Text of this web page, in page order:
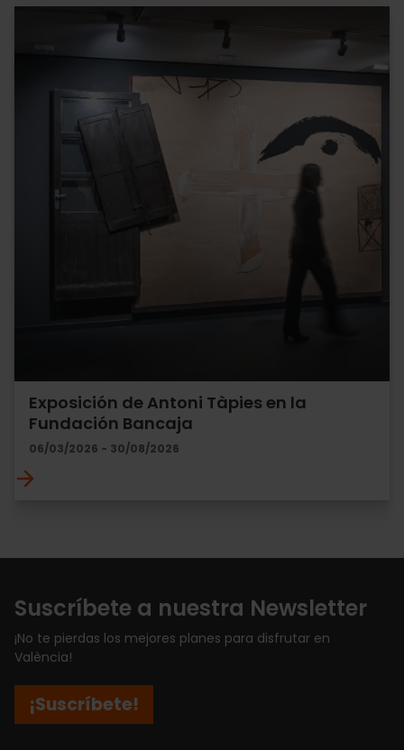
Exposición de Antoni Tàpies en la
Fundación Bancaja
06/03/2026 - 30/08/2026
Suscríbete a nuestra Newsletter
¡No te pierdas los mejores planes para disfrutar en
València!
¡Suscríbete!